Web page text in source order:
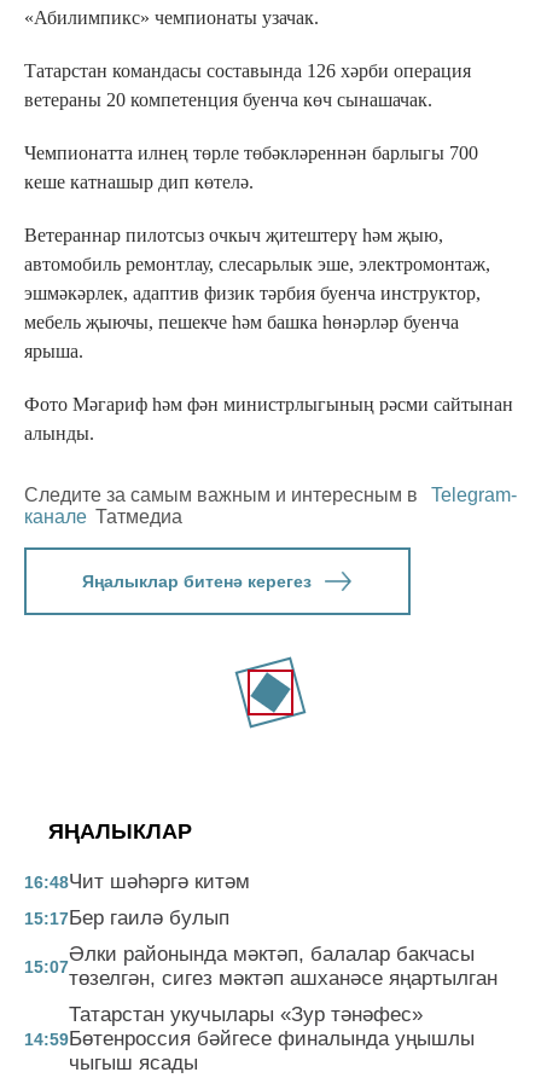
«Абилимпикс» чемпионаты узачак.
Татарстан командасы составында 126 хәрби операция
ветераны 20 компетенция буенча көч сынашачак.
Чемпионатта илнең төрле төбәкләреннән барлыгы 700
кеше катнашыр дип көтелә.
Ветераннар пилотсыз очкыч җитештерү һәм җыю,
автомобиль ремонтлау, слесарьлык эше, электромонтаж,
эшмәкәрлек, адаптив физик тәрбия буенча инструктор,
мебель җыючы, пешекче һәм башка һөнәрләр буенча
ярыша.
Фото Мәгариф һәм фән министрлыгының рәсми сайтынан
алынды.
Следите за самым важным и интересным в
Telegram-
канале Татмедиа
Яңалыклар битенә керегез
ЯҢАЛЫКЛАР
16:48Чит шәһәргә китәм
15:17Бер гаилә булып
15:07
Әлки районында мәктәп, балалар бакчасы
төзелгән, сигез мәктәп ашханәсе яңартылган
14:59
Татарстан укучылары «Зур тәнәфес»
Бөтенроссия бәйгесе финалында уңышлы
чыгыш ясады